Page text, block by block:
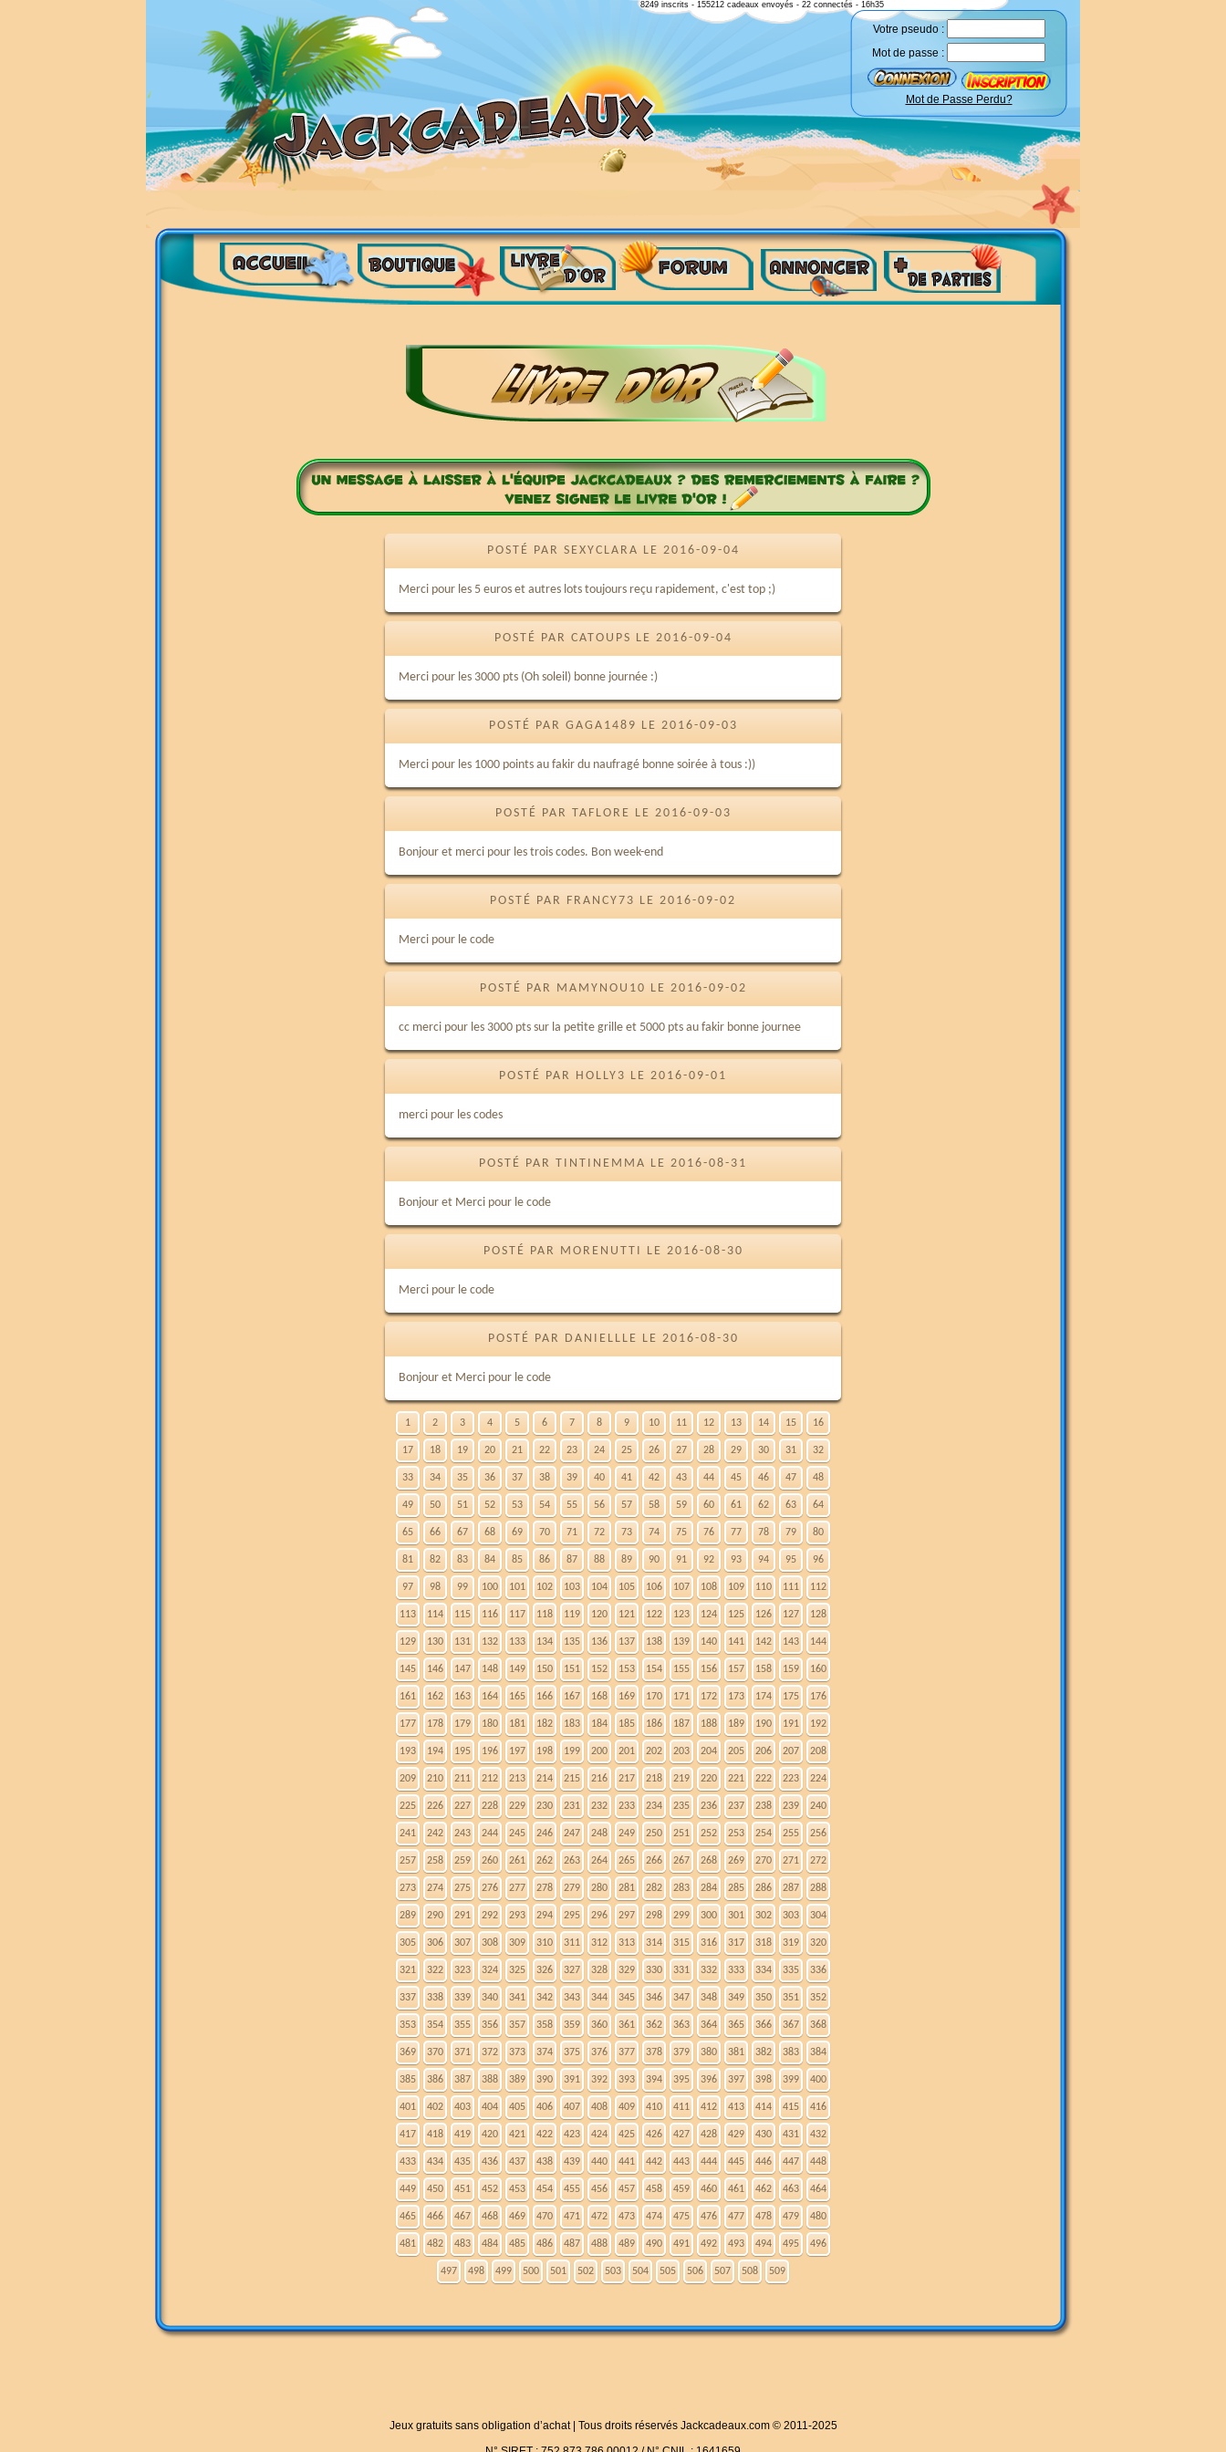
8249 inscrits - 155212 cadeaux envoyés - 22 connectés - 16h35
Votre pseudo :
Mot de passe :
Mot de Passe Perdu?
POSTÉ PAR SEXYCLARA LE 2016-09-04
Merci pour les 5 euros et autres lots toujours reçu rapidement, c'est top ;)
POSTÉ PAR CATOUPS LE 2016-09-04
Merci pour les 3000 pts (Oh soleil) bonne journée :)
POSTÉ PAR GAGA1489 LE 2016-09-03
Merci pour les 1000 points au fakir du naufragé bonne soirée à tous :))
POSTÉ PAR TAFLORE LE 2016-09-03
Bonjour et merci pour les trois codes. Bon week-end
POSTÉ PAR FRANCY73 LE 2016-09-02
Merci pour le code
POSTÉ PAR MAMYNOU10 LE 2016-09-02
cc merci pour les 3000 pts sur la petite grille et 5000 pts au fakir bonne journee
POSTÉ PAR HOLLY3 LE 2016-09-01
merci pour les codes
POSTÉ PAR TINTINEMMA LE 2016-08-31
Bonjour et Merci pour le code
POSTÉ PAR MORENUTTI LE 2016-08-30
Merci pour le code
POSTÉ PAR DANIELLLE LE 2016-08-30
Bonjour et Merci pour le code
1 2 3 4 5 6 7 8 9 10 11 12 13 14 15 16
17 18 19 20 21 22 23 24 25 26 27 28 29 30 31 32
33 34 35 36 37 38 39 40 41 42 43 44 45 46 47 48
49 50 51 52 53 54 55 56 57 58 59 60 61 62 63 64
65 66 67 68 69 70 71 72 73 74 75 76 77 78 79 80
81 82 83 84 85 86 87 88 89 90 91 92 93 94 95 96
97 98 99 100 101 102 103 104 105 106 107 108 109 110 111 112
113 114 115 116 117 118 119 120 121 122 123 124 125 126 127 128
129 130 131 132 133 134 135 136 137 138 139 140 141 142 143 144
145 146 147 148 149 150 151 152 153 154 155 156 157 158 159 160
161 162 163 164 165 166 167 168 169 170 171 172 173 174 175 176
177 178 179 180 181 182 183 184 185 186 187 188 189 190 191 192
193 194 195 196 197 198 199 200 201 202 203 204 205 206 207 208
209 210 211 212 213 214 215 216 217 218 219 220 221 222 223 224
225 226 227 228 229 230 231 232 233 234 235 236 237 238 239 240
241 242 243 244 245 246 247 248 249 250 251 252 253 254 255 256
257 258 259 260 261 262 263 264 265 266 267 268 269 270 271 272
273 274 275 276 277 278 279 280 281 282 283 284 285 286 287 288
289 290 291 292 293 294 295 296 297 298 299 300 301 302 303 304
305 306 307 308 309 310 311 312 313 314 315 316 317 318 319 320
321 322 323 324 325 326 327 328 329 330 331 332 333 334 335 336
337 338 339 340 341 342 343 344 345 346 347 348 349 350 351 352
353 354 355 356 357 358 359 360 361 362 363 364 365 366 367 368
369 370 371 372 373 374 375 376 377 378 379 380 381 382 383 384
385 386 387 388 389 390 391 392 393 394 395 396 397 398 399 400
401 402 403 404 405 406 407 408 409 410 411 412 413 414 415 416
417 418 419 420 421 422 423 424 425 426 427 428 429 430 431 432
433 434 435 436 437 438 439 440 441 442 443 444 445 446 447 448
449 450 451 452 453 454 455 456 457 458 459 460 461 462 463 464
465 466 467 468 469 470 471 472 473 474 475 476 477 478 479 480
481 482 483 484 485 486 487 488 489 490 491 492 493 494 495 496
497 498 499 500 501 502 503 504 505 506 507 508 509
Jeux gratuits sans obligation d’achat | Tous droits réservés Jackcadeaux.com © 2011-2025